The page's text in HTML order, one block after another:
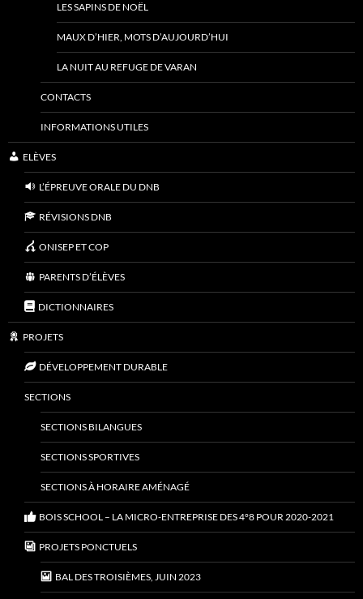
LES SAPINS DE NOËL
MAUX D’HIER, MOTS D’AUJOURD’HUI
LA NUIT AU REFUGE DE VARAN
CONTACTS
INFORMATIONS UTILES
ELÈVES
L’ÉPREUVE ORALE DU DNB
RÉVISIONS DNB
ONISEP ET COP
PARENTS D’ÉLÈVES
DICTIONNAIRES
PROJETS
DÉVELOPPEMENT DURABLE
SECTIONS
SECTIONS BILANGUES
SECTIONS SPORTIVES
SECTIONS À HORAIRE AMÉNAGÉ
BOIS SCHOOL – LA MICRO-ENTREPRISE DES 4°8 POUR 2020-2021
PROJETS PONCTUELS
BAL DES TROISIÈMES, JUIN 2023